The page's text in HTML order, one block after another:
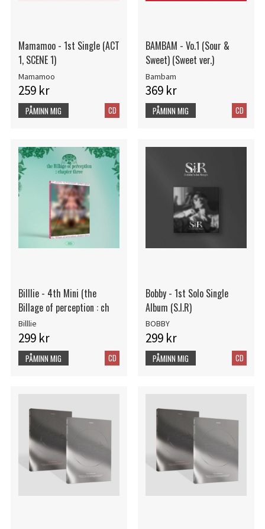
Mamamoo - 1st Single (ACT
1, SCENE 1)
Mamamoo
259 kr
CD
PÅMINN MIG
BAMBAM - Vo.1 (Sour &
Sweet) (Sweet ver.)
Bambam
369 kr
CD
PÅMINN MIG
Billlie - 4th Mini (the
Billage of perception : ch
Billlie
299 kr
CD
PÅMINN MIG
Bobby - 1st Solo Single
Album (S.I.R)
BOBBY
299 kr
CD
PÅMINN MIG